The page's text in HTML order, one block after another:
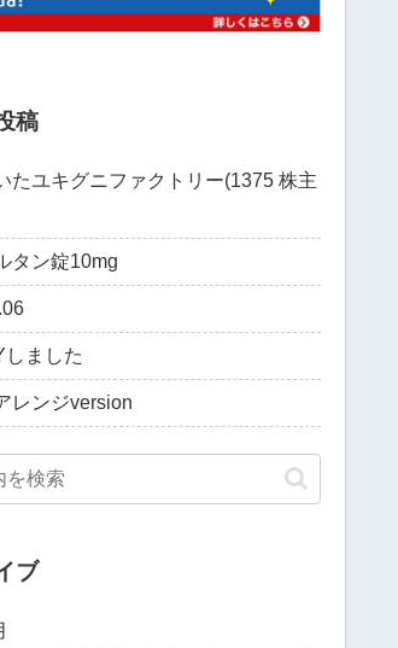
稿
たユキグニファクトリー(1375 株主
タン錠10mg
ました
レンジversion
ブ